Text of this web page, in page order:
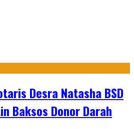
Desra Natasha BSD
Baksos Donor Darah